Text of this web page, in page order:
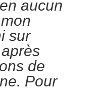
aucun
sur
de
Pour